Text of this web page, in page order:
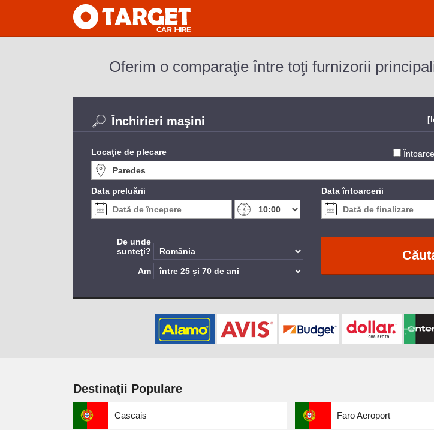
Oferim o comparaţie între toţi furnizorii
Închirieri maşini
Locaţie de plecare
Data preluării Data întoarcerii
De unde
sunteţi?
Am
Destinaţii Populare
Cascais Faro Aeroport